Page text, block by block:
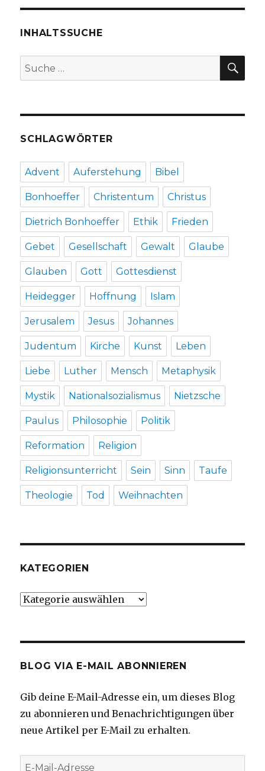
Christoph
Fleischer,
Welver
INHALTSSUCHE
Suche
nach:
SCHLAGWÖRTER
Advent Auferstehung Bibel
Bonhoeffer Christentum Christus
Dietrich Bonhoeffer Ethik Frieden
Gebet Gesellschaft Gewalt Glaube
Glauben Gott Gottesdienst
Heidegger Hoffnung Islam
Jerusalem Jesus Johannes
Judentum Kirche Kunst Leben
Liebe Luther Mensch Metaphysik
Mystik Nationalsozialismus Nietzsche
Paulus Philosophie Politik
Reformation Religion
Religionsunterricht Sein Sinn Taufe
Theologie Tod Weihnachten
KATEGORIEN
Kategorien
BLOG VIA E-MAIL ABONNIEREN
Gib deine E-Mail-Adresse ein, um dieses Blog
zu abonnieren und Benachrichtigungen über
neue Artikel per E-Mail zu erhalten.
E-